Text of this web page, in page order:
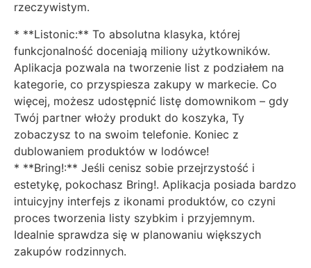
rzeczywistym.
* **Listonic:** To absolutna klasyka, której
funkcjonalność doceniają miliony użytkowników.
Aplikacja pozwala na tworzenie list z podziałem na
kategorie, co przyspiesza zakupy w markecie. Co
więcej, możesz udostępnić listę domownikom – gdy
Twój partner włoży produkt do koszyka, Ty
zobaczysz to na swoim telefonie. Koniec z
dublowaniem produktów w lodówce!
* **Bring!:** Jeśli cenisz sobie przejrzystość i
estetykę, pokochasz Bring!. Aplikacja posiada bardzo
intuicyjny interfejs z ikonami produktów, co czyni
proces tworzenia listy szybkim i przyjemnym.
Idealnie sprawdza się w planowaniu większych
zakupów rodzinnych.